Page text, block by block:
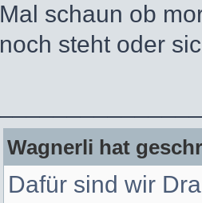
Mal schaun ob
noch steht oder
Wagnerli hat
Dafür sind wir